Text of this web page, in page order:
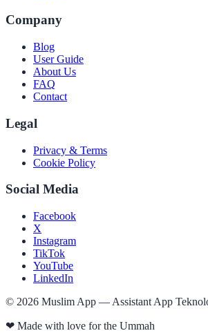
Company
Blog
User Guide
About Us
FAQ
Contact
Legal
Privacy & Terms
Cookie Policy
Social Media
Facebook
X
Instagram
TikTok
YouTube
LinkedIn
© 2026 Muslim App — Assistant App
❤ Made with love for the Ummah